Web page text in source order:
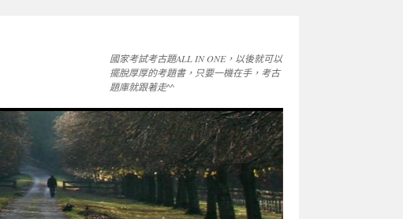
國家考試考古題ALL IN ONE，以後就可以
擺脫厚厚的考題書，只要一機在手，考古
題庫就跟著走^^